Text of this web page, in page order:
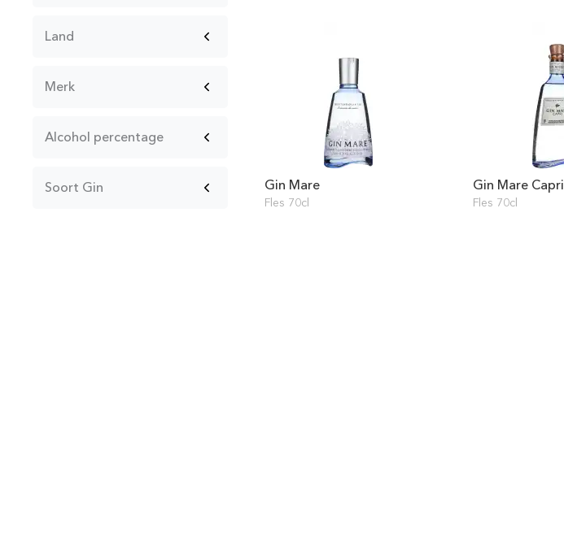
Land
Merk
Alcohol percentage
Soort Gin Gin Mare
Fles 70cl
Gin Mare Capri
Fles 70cl